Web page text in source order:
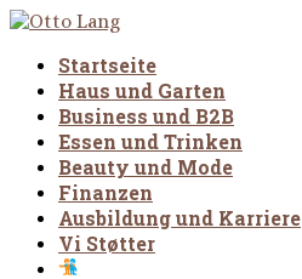
Startseite
Haus und Garten
Business und B2B
Essen und Trinken
Beauty und Mode
Finanzen
Ausbildung und Karriere
Vi Støtter